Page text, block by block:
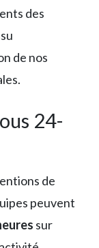
des
de nos
24-
de
peuvent
sur